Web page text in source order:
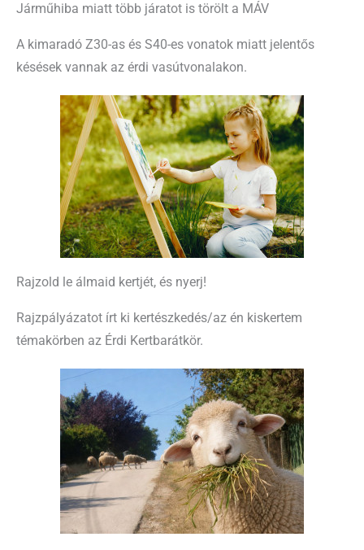
Járműhiba miatt több járatot is törölt a MÁV
A kimaradó Z30-as és S40-es vonatok miatt jelentős
késések vannak az érdi vasútvonalakon.
Rajzold le álmaid kertjét, és nyerj!
Rajzpályázatot írt ki kertészkedés/az én kiskertem
témakörben az Érdi Kertbarátkör.